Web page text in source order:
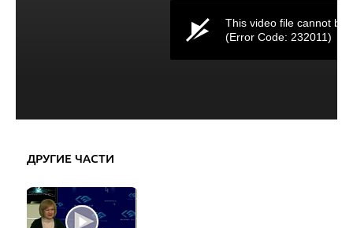
This video file cannot be
(Error Code: 232011)
ДРУГИЕ ЧАСТИ